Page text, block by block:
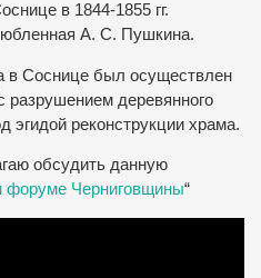
в 1844-1855 гг.
А. С. Пушкина.
в Соснице был осуществлен
разрушением деревянного
эгидой реконструкции храма.
обсудить данную
форуме Черниговщины“